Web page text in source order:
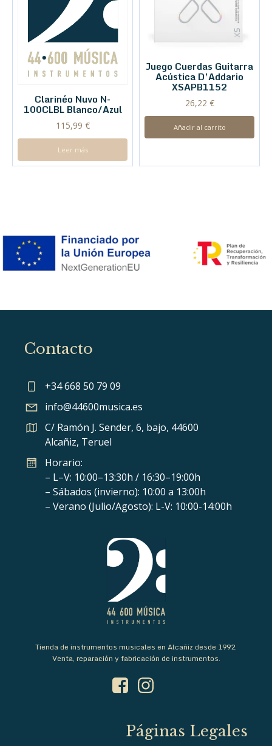
Clarinéo Nuvo N-
100CLBL Blanco/Azul
115,99 €
Leer más
Juego Cuerdas Guitarra
Acústica D’Addario
XSAPB1152
26,22 €
Añadir al carrito
Contacto
+34 668 50 79 09
info@44600musica.es
C/ Ramón J. Sender, 6, bajo, 44600
Alcañiz, Teruel
Horario:
– L–V: 10:00–13:30h / 16:30–19:00h
– Sábados (invierno): 10:00 a 13:00h
– Verano (Julio/Agosto): L-V: 10:00-14:00h
Tienda de instrumentos musicales en Alcañiz desde 1992.
Venta, reparación y fabricación de instrumentos.
Páginas Legales